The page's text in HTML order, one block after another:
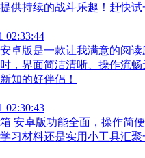
供持续的战斗乐趣！赶快试
02:33:44
卓版是一款让我满意的阅
，界面简洁清晰、操作流
知的好伴侣！
02:30:43
安卓版功能全面，操作简
习材料还是实用小工具汇聚